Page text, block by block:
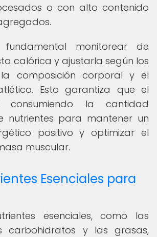
o con alto contenido
monitorear de
calórica y ajustarla según los
composición corporal y el
Esto garantiza que el
consumiendo la cantidad
nutrientes para mantener un
positivo y optimizar el
muscular.
Esenciales para
esenciales, como las
carbohidratos y las grasas,